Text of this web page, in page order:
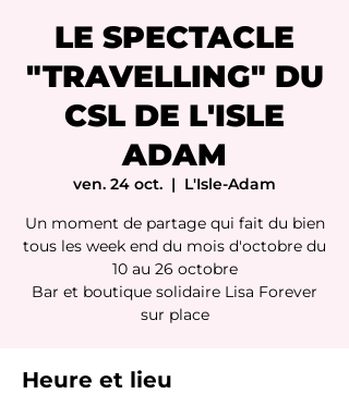
LE SPECTACLE
"TRAVELLING" DU
CSL DE L'ISLE
ADAM
ven. 24 oct.
  |
L'Isle-Adam
Un moment de partage qui fait du bien
tous les week end du mois d'octobre du
10 au 26 octobre
Bar et boutique solidaire Lisa Forever
sur place
Heure et lieu